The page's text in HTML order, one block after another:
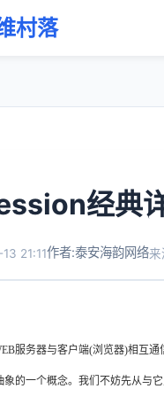
村落
经典
21:11作者:泰安海韵网络来
服务器与客户端(浏览器)相互
象的一个概念。我们不妨先从与